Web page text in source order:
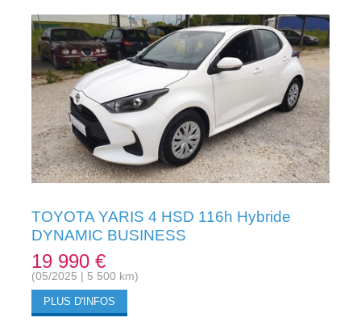
TOYOTA YARIS 4 HSD 116h Hybride
DYNAMIC BUSINESS
19 990 €
(05/2025 | 5 500 km)
PLUS D'INFOS